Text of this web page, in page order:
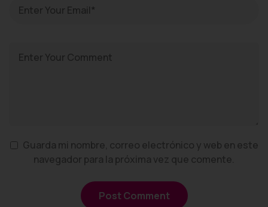
Guarda mi nombre, correo electrónico y web en este
navegador para la próxima vez que comente.